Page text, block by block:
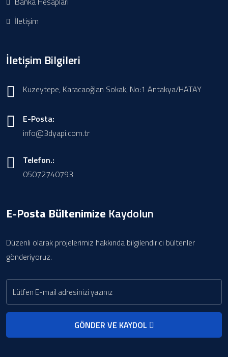
İletişim
İletişim Bilgileri
Kuzeytepe, Karacaoğlan Sokak, No:1 Antakya/HATAY
E-Posta:
info@3dyapi.com.tr
Telefon.:
05072740793
E-Posta Bültenimize Kaydolun
Düzenli olarak projelerimiz hakkında bilgilendirici bültenler
gönderiyoruz.
GÖNDER VE KAYDOL